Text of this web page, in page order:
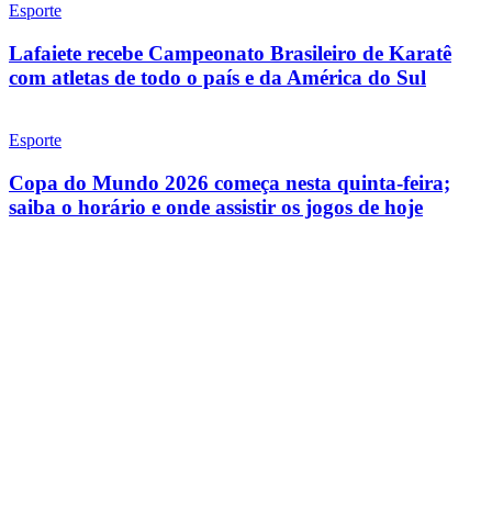
Esporte
Lafaiete recebe Campeonato Brasileiro de Karatê
com atletas de todo o país e da América do Sul
Esporte
Copa do Mundo 2026 começa nesta quinta-feira;
saiba o horário e onde assistir os jogos de hoje